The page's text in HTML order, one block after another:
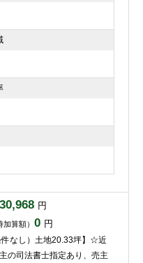
30,968 円
加算額） 0 円
なし）土地20.33坪】☆近
司法書士指定あり、売主